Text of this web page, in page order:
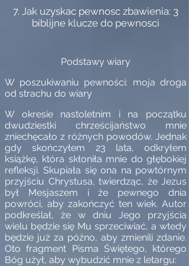
7. Jak uzyskac pewnosc zbawienia: 3
biblijne klucze do pewnosci
Podstawy wiary
W poszukiwaniu pewności: moja droga
od strachu do wiary
W okresie nastoletnim i na początku
dwudziestki chrześcijaństwo mnie
zniechęcało z różnych powodów. Jednak
gdy skończyłem 23 lata, odkryłem
książkę, która skłoniła mnie do głębokiej
refleksji. Skupiała się ona na powtórnym
przyjściu Chrystusa, twierdząc, że Jezus
był Mesjaszem i że pewnego dnia
powróci, aby zakończyć ten wiek. Autor
podkreślał, że w dniu Jego przyjścia
wielu będzie się Mu sprzeciwiać, a wtedy
będzie już za późno, aby zmienili zdanie.
Oto fragment Pisma Świętego, którego
Bóg użył, aby wybudzić mnie z letargu: